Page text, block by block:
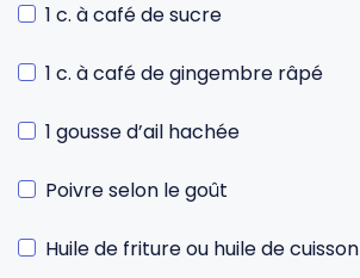
1 c. à café de sucre
1 c. à café de gingembre râpé
1 gousse d’ail hachée
Poivre selon le goût
Huile de friture ou huile de cuisson